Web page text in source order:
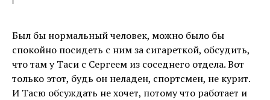
Был бы нормальный человек, можно было бы
спокойно посидеть с ним за сигареткой, обсудить,
что там у Таси с Сергеем из соседнего отдела. Вот
только этот, будь он неладен, спортсмен, не курит.
И Тасю обсуждать не хочет, потому что работает и